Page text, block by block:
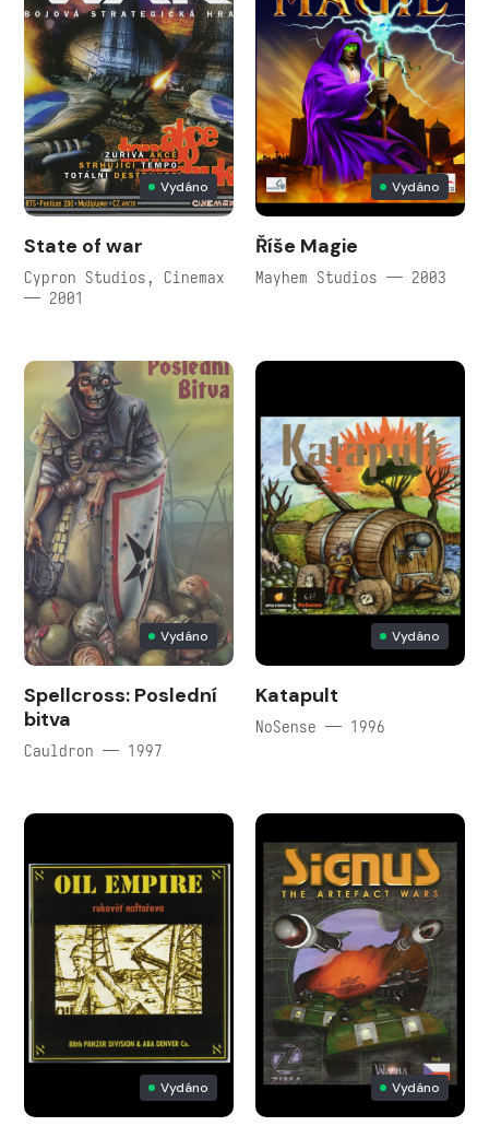
Vydáno
State of war
Cypron Studios, Cinemax
— 2001
Vydáno
Říše Magie
Mayhem Studios — 2003
Vydáno
Spellcross: Poslední
bitva
Cauldron — 1997
Vydáno
Katapult
NoSense — 1996
Vydáno Vydáno